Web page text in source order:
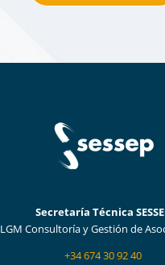
Secretaría Técnica
LGM Consultoría y Gestión de
+34 674 30 92 40